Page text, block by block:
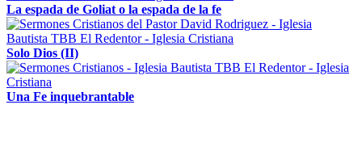
La espada de Goliat o la espada de la fe
Solo Dios (II)
Una Fe inquebrantable